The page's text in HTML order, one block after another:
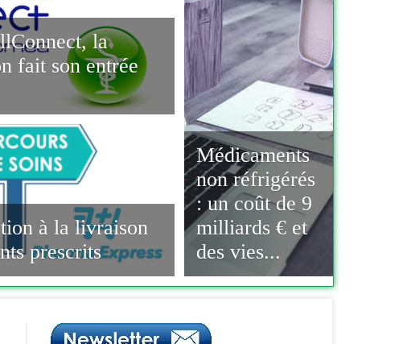
la
fait son entrée
à la livraison
prescrits
Médicaments
non réfrigérés
: un coût de 9
milliards € et
des vies...